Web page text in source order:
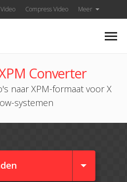
Compress Video Meer
Converter
naar XPM-formaat voor X
systemen